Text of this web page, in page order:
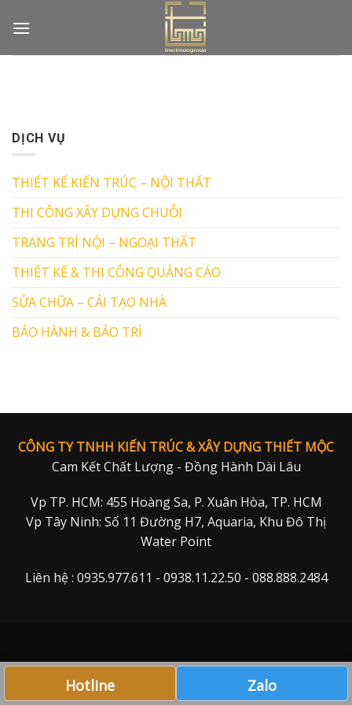
DỊCH VỤ
THIẾT KẾ KIẾN TRÚC – NỘI THẤT
THI CÔNG XÂY DỰNG CHUỖI
TRANG TRÍ NỘI – NGOẠI THẤT
THIẾT KẾ & THI CÔNG QUẢNG CÁO
SỬA CHỮA – CẢI TẠO NHÀ
BẢO HÀNH & BẢO TRÌ
CÔNG TY TNHH KIẾN TRÚC & XÂY DỰNG THIẾT MỘC
Cam Kết Chất Lượng - Đồng Hành Dài Lâu
Vp TP. HCM: 455 Hoàng Sa, P. Xuân Hòa, TP. HCM
Vp Tây Ninh: Số 11 Đường H7, Aquaria, Khu Đô Thị
Water Point
Liên hệ : 0935.977.611 - 0938.11.22.50 - 088.888.2484
Hotline Zalo